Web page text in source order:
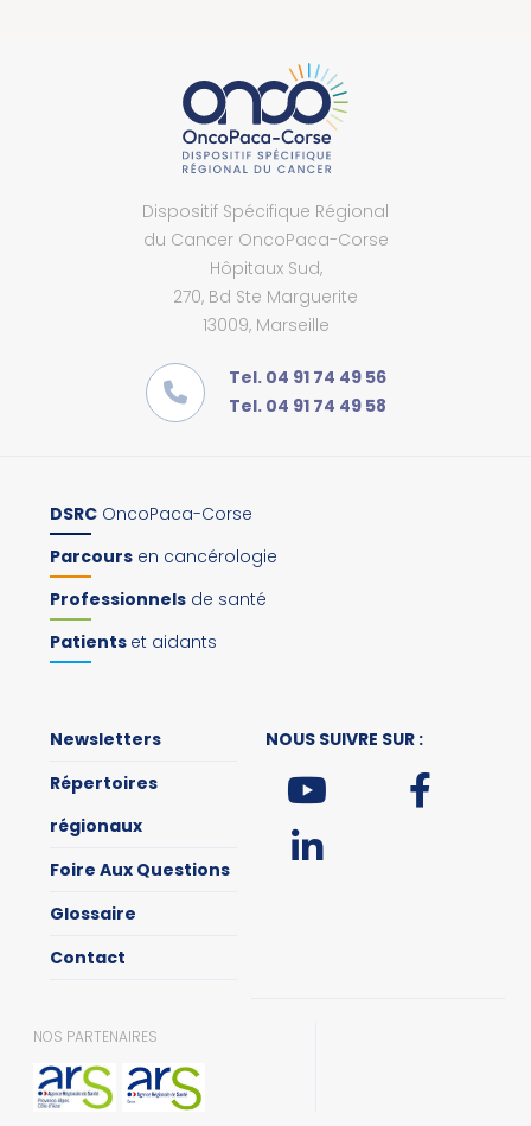
Dispositif Spécifique Régional
du Cancer OncoPaca-Corse
Hôpitaux Sud,
270, Bd Ste Marguerite
13009, Marseille
Tel. 04 91 74 49 56
Tel. 04 91 74 49 58
DSRC OncoPaca-Corse
Parcours en cancérologie
Professionnels de santé
Patients et aidants
Newsletters
Répertoires
régionaux
Foire Aux Questions
Glossaire
Contact
NOUS SUIVRE SUR :
NOS PARTENAIRES